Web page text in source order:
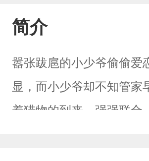
简介
嚣张跋扈的小少爷偷偷爱
显，而小少爷却不知管家
着猎物的到来。强强联